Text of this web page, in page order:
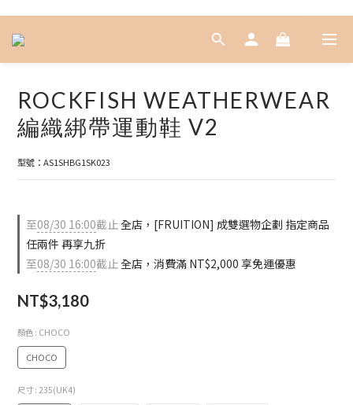
ROCKFISH WEATHERWEAR
編織綁帶運動鞋 V2
型號：AS1SHBG1SK023
至08/30 16:00截止全店，[FRUITION] 成雙選物企劃 指定商品
任兩件 再享九折
至08/30 16:00截止全店，消費滿 NT$2,000 享免運優惠
NT$3,180
顏色 : CHOCO
CHOCO
尺寸 : 235(UK4)